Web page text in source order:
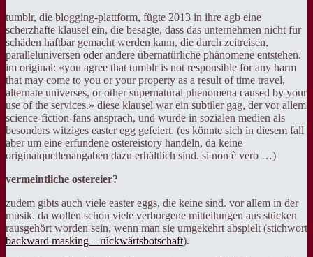
tumblr, die blogging-plattform, fügte 2013 in ihre agb eine
scherzhafte klausel ein, die besagte, dass das unternehmen nicht für
schäden haftbar gemacht werden kann, die durch zeitreisen,
paralleluniversen oder andere übernatürliche phänomene entstehen.
im original: «you agree that tumblr is not responsible for any harm
that may come to you or your property as a result of time travel,
alternate universes, or other supernatural phenomena caused by your
use of the services.» diese klausel war ein subtiler gag, der vor allem
science-fiction-fans ansprach, und wurde in sozialen medien als
besonders witziges easter egg gefeiert. (es könnte sich in diesem fall
aber um eine erfundene ostereistory handeln, da keine
originalquellenangaben dazu erhältlich sind. si non è vero …)
vermeintliche ostereier?
zudem gibts auch viele easter eggs, die keine sind. vor allem in der
musik. da wollen schon viele verborgene mitteilungen aus stücken
rausgehört worden sein, wenn man sie umgekehrt abspielt (stichwort
backward masking – rückwärtsbotschaft).